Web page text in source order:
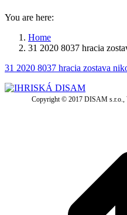
You are here:
Home
31 2020 8037 hracia
31 2020 8037 hracia zostava
Copyright © 2017 DISAM s.r.o.,